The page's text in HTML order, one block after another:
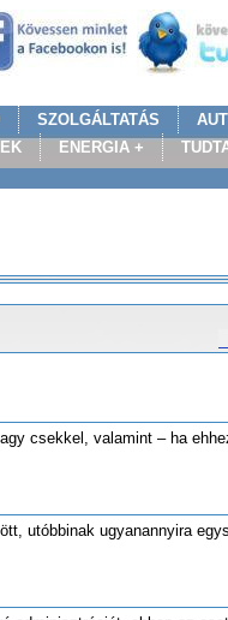
SZOLGÁLTATÁS
ENERGIA +
csekkel, valamint – ha
utóbbinak ugyanannyira